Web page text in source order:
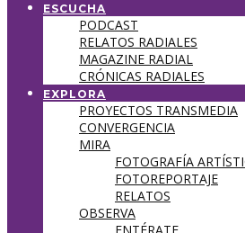
ESCUCHA
PODCAST
RELATOS RADIALES
MAGAZINE RADIAL
CRÓNICAS RADIALES
EXPLORA
PROYECTOS TRANSMEDIA
CONVERGENCIA
MIRA
FOTOGRAFÍA
FOTOREPORTAJE
RELATOS
OBSERVA